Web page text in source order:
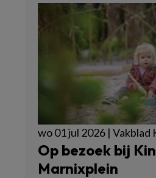
wo 01 jul 2026 | Vakblad
Op bezoek bij
Marnixplein